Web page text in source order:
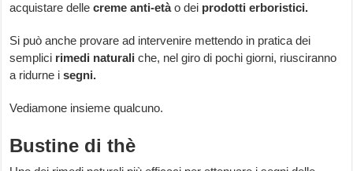
acquistare delle creme anti-etào dei prodotti erboristici.
Si può anche provare ad intervenire mettendo in pratica dei
semplici rimedi naturali che, nel giro di pochi giorni, riusciranno
a ridurne isegni.
Vediamone insieme qualcuno.
Bustine di thè